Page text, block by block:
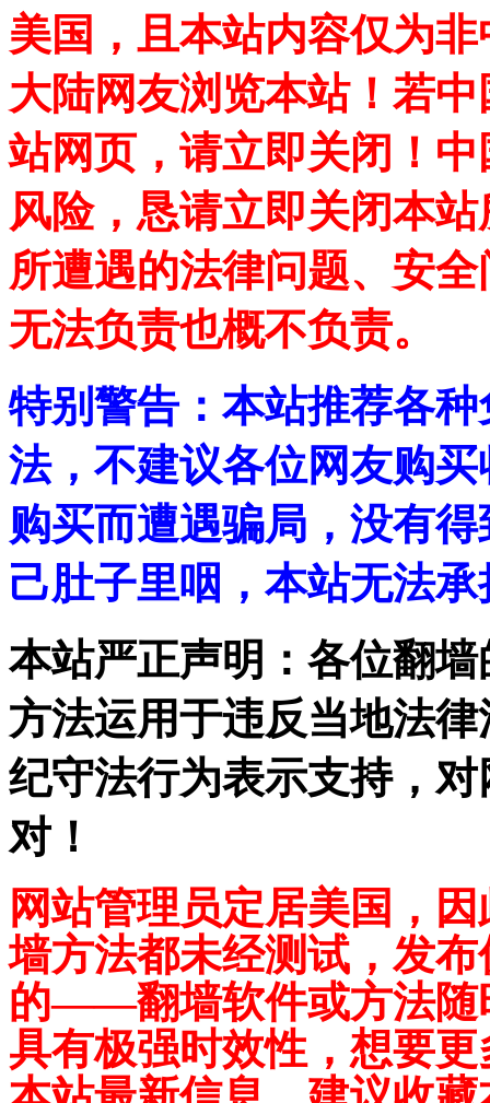
美国，且本站内容仅为
大陆网友浏览本站！若
站网页，请立即关闭！
风险，恳请立即关闭本
所遭遇的法律问题、安
无法负责也概不负责。
特别警告：本站推荐各
法，不建议各位网友购
购买而遭遇骗局，没有
己肚子里咽，本站无法
本站严正声明：各位翻
方法运用于违反当地法
纪守法行为表示支持，
对！
网站管理员定居美国，
墙方法都未经测试，发
的——翻墙软件或方法随
具有极强时效性，想要